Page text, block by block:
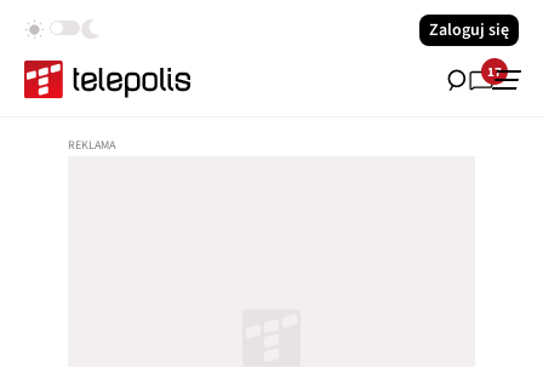
Zaloguj się
17